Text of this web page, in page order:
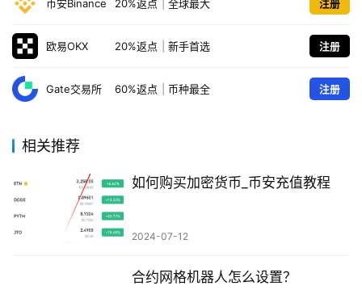
币安Binance 20%返点 全球最大 注册
欧易OKX 20%返点 新手首选 注册
Gate交易所 60%返点 币种最全 注册
相关推荐
如何购买加密货币_币安充值教程
2024-07-12
合约网格机器人怎么设置？